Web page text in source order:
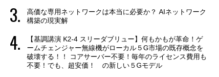
高価な専用ネットワークは本当に必要か？ AIネットワーク
構築の現実解
【基調講演 K2-4 スリーダブリュー】何もかもが革命！ゲ
ームチェンジャー無線機がローカル５G市場の既存概念を
破壊する！！ コアサーバー不要！毎年のライセンス費用も
不要！でも、超安価！ の新しい５Gモデル